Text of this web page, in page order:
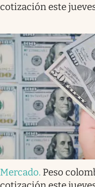
cotización este
Mercado. Peso